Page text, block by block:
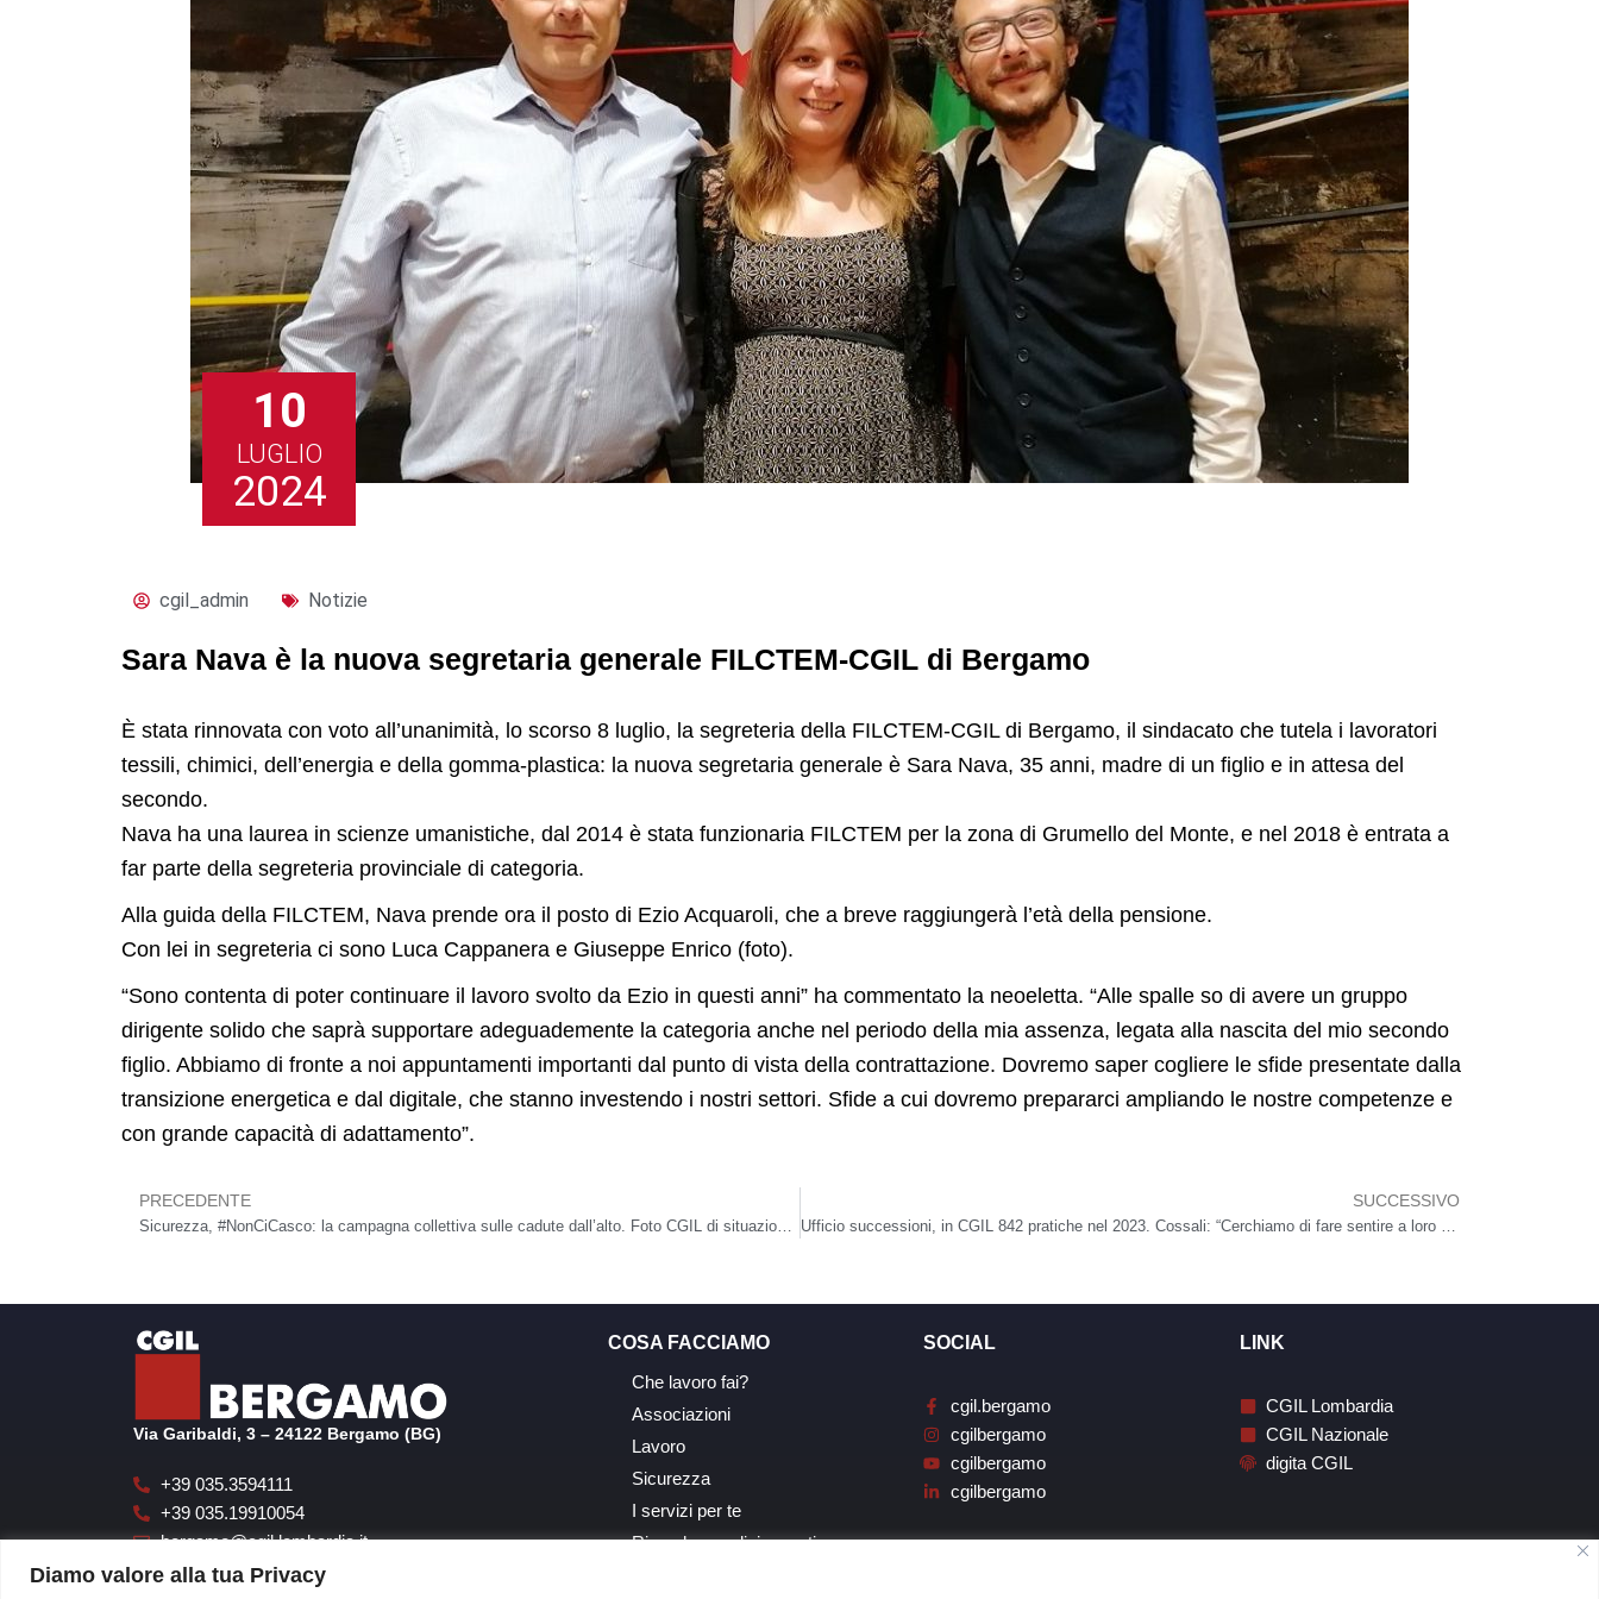
Diamo valore alla tua Privacy
10
LUGLIO
2024
cgil_admin Notizie
Sara Nava è la nuova segretaria generale FILCTEM-CGIL di Bergamo
È stata rinnovata con voto all’unanimità, lo scorso 8 luglio, la segreteria della FILCTEM-CGIL di Bergamo, il sindacato che tutela i lavoratori
tessili, chimici, dell’energia e della gomma-plastica: la nuova segretaria generale è Sara Nava, 35 anni, madre di un figlio e in attesa del
secondo.
Nava ha una laurea in scienze umanistiche, dal 2014 è stata funzionaria FILCTEM per la zona di Grumello del Monte, e nel 2018 è entrata a
far parte della segreteria provinciale di categoria.
Alla guida della FILCTEM, Nava prende ora il posto di Ezio Acquaroli, che a breve raggiungerà l’età della pensione.
Con lei in segreteria ci sono Luca Cappanera e Giuseppe Enrico (foto).
“Sono contenta di poter continuare il lavoro svolto da Ezio in questi anni” ha commentato la neoeletta. “Alle spalle so di avere un gruppo
dirigente solido che saprà supportare adeguademente la categoria anche nel periodo della mia assenza, legata alla nascita del mio secondo
figlio. Abbiamo di fronte a noi appuntamenti importanti dal punto di vista della contrattazione. Dovremo saper cogliere le sfide presentate dalla
transizione energetica e dal digitale, che stanno investendo i nostri settori. Sfide a cui dovremo prepararci ampliando le nostre competenze e
con grande capacità di adattamento”.
Precedente
PRECEDENTE
Sicurezza, #NonCiCasco: la campagna collettiva sulle cadute dall’alto. Foto CGIL di situazioni a rischio
SUCCESSIVO
Ufficio successioni, in CGIL 842 pratiche nel 2023. Cossali: “Cerchiamo di fare sentire a loro agio le persone dopo un lutto”
Via Garibaldi, 3 – 24122 Bergamo (BG)
+39 035.3594111
+39 035.19910054
bergamo@cgil.lombardia.it
cgilbgsegreteria@pecgil.it
COSA FACCIAMO
Che lavoro fai?
Associazioni
Lavoro
Sicurezza
I servizi per te
Ricerche, analisi, eventi
SOCIAL
cgil.bergamo
cgilbergamo
cgilbergamo
cgilbergamo
LINK
CGIL Lombardia
CGIL Nazionale
digita CGIL